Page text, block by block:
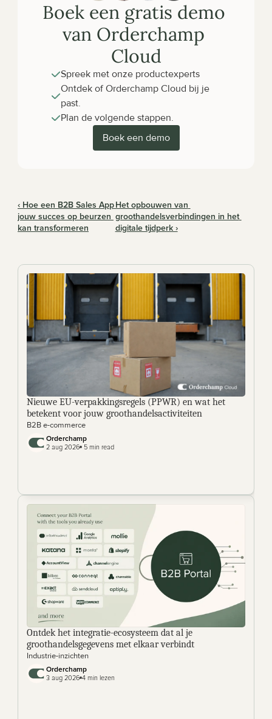
Boek een gratis demo
van Orderchamp
Cloud
Spreek met onze productexperts
Ontdek of Orderchamp Cloud bij je
past.
Plan de volgende stappen.
Boek een demo
‹ Hoe een B2B Sales App
jouw succes op beurzen
kan transformeren
Het opbouwen van
groothandelsverbindingen in het
digitale tijdperk ›
Nieuwe EU-verpakkingsregels (PPWR) en wat het
betekent voor jouw groothandelsactiviteiten
B2B e-commerce
Orderchamp
2 aug 2026 5 min read
Ontdek het integratie-ecosysteem dat al je
groothandelsgegevens met elkaar verbindt
Industrie-inzichten
Orderchamp
3 aug 2026 4 min lezen